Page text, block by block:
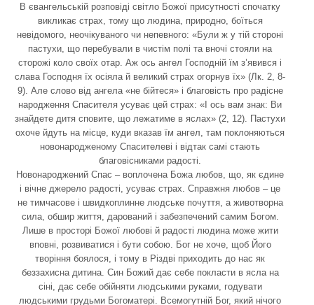
В євангельській розповіді світло Божої присутності спочатку
викликає страх, тому що людина, природно, боїться
невідомого, неочікуваного чи непевного: «Були ж у тій стороні
пастухи, що перебували в чистім полі та вночі стояли на
сторожі коло своїх отар. Аж ось ангел Господній їм з’явився і
слава Господня їх осіяла й великий страх огорнув їх» (Лк. 2, 8-
9). Але слово від ангела «не бійтеся» і благовість про радісне
народження Спасителя усуває цей страх: «І ось вам знак: Ви
знайдете дитя сповите, що лежатиме в яслах» (2, 12). Пастухи
охоче йдуть на місце, куди вказав їм ангел, там поклоняються
новонародженому Спасителеві і відтак самі стають
благовісниками радості.
Новонароджений Спас – воплочена Божа любов, що, як єдине
і вічне джерело радості, усуває страх. Справжня любов – це
не тимчасове і швидкоплинне людське почуття, а животворна
сила, обшир життя, дарований і забезпечений самим Богом.
Лише в просторі Божої любові й радості людина може жити
вповні, розвиватися і бути собою. Бог не хоче, щоб Його
творіння боялося, і тому в Різдві приходить до нас як
беззахисна дитина. Син Божий дає себе покласти в ясла на
сіні, дає себе обійняти людськими руками, годувати
людськими грудьми Богоматері. Всемогутній Бог, який нічого